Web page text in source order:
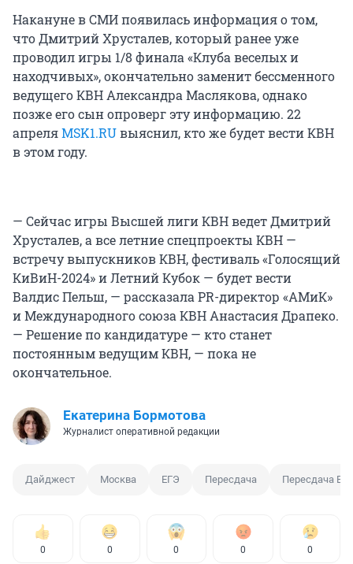
Накануне в СМИ появилась информация о том,
что Дмитрий Хрусталев, который ранее уже
проводил игры 1/8 финала «Клуба веселых и
находчивых», окончательно заменит бессменного
ведущего КВН Александра Маслякова, однако
позже его сын опроверг эту информацию. 22
апреляMSK1.RUвыяснил, кто же будет вести КВН
в этом году.
— Сейчас игры Высшей лиги КВН ведет Дмитрий
Хрусталев, а все летние спецпроекты КВН —
встречу выпускников КВН, фестиваль «Голосящий
КиВиН-2024» и Летний Кубок — будет вести
Валдис Пельш, — рассказала PR-директор «АМиК»
и Международного союза КВН Анастасия Драпеко.
— Решение по кандидатуре — кто станет
постоянным ведущим КВН, — пока не
окончательное.
Екатерина Бормотова
Журналист оперативной редакции
Дайджест Москва ЕГЭ Пересдача Пересдача
0 0 0 0 0